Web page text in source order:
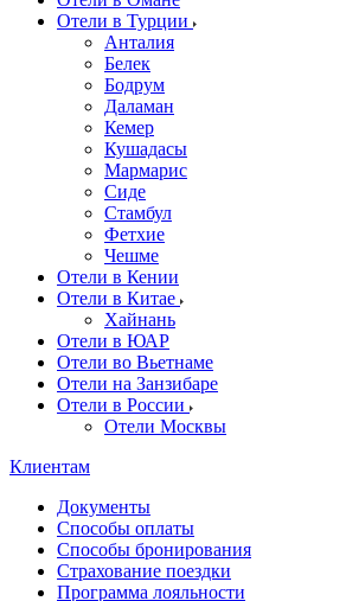
Отели в Турции
Анталия
Белек
Бодрум
Даламан
Кемер
Кушадасы
Мармарис
Сиде
Стамбул
Фетхие
Чешме
Отели в Кении
Отели в Китае
Хайнань
Отели в ЮАР
Отели во Вьетнаме
Отели на Занзибаре
Отели в России
Отели Москвы
Клиентам
Документы
Способы оплаты
Способы бронирования
Страхование поездки
Программа лояльности